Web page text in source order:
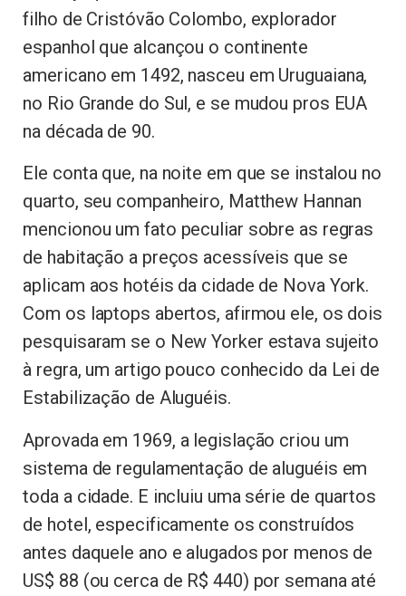
filho de Cristóvão Colombo, explorador
espanhol que alcançou o continente
americano em 1492, nasceu em Uruguaiana,
no Rio Grande do Sul, e se mudou pros EUA
na década de 90.
Ele conta que, na noite em que se instalou no
quarto, seu companheiro, Matthew Hannan
mencionou um fato peculiar sobre as regras
de habitação a preços acessíveis que se
aplicam aos hotéis da cidade de Nova York.
Com os laptops abertos, afirmou ele, os dois
pesquisaram se o New Yorker estava sujeito
à regra, um artigo pouco conhecido da Lei de
Estabilização de Aluguéis.
Aprovada em 1969, a legislação criou um
sistema de regulamentação de aluguéis em
toda a cidade. E incluiu uma série de quartos
de hotel, especificamente os construídos
antes daquele ano e alugados por menos de
US$ 88 (ou cerca de R$ 440) por semana até